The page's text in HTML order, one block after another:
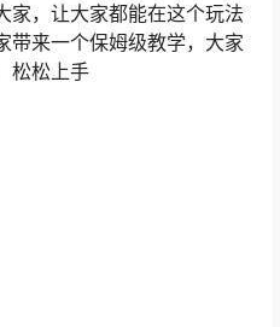
家，让大家都能在这个玩法
带来一个保姆级教学，大家
松松上手